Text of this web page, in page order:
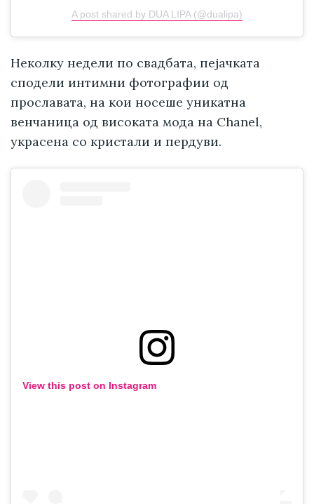
A post shared by DUA LIPA (@dualipa)
Неколку недели по свадбата, пејачката
сподели интимни фотографии од
прославата, на кои носеше уникатна
венчаница од високата мода на Chanel,
украсена со кристали и пердуви.
View this post on Instagram